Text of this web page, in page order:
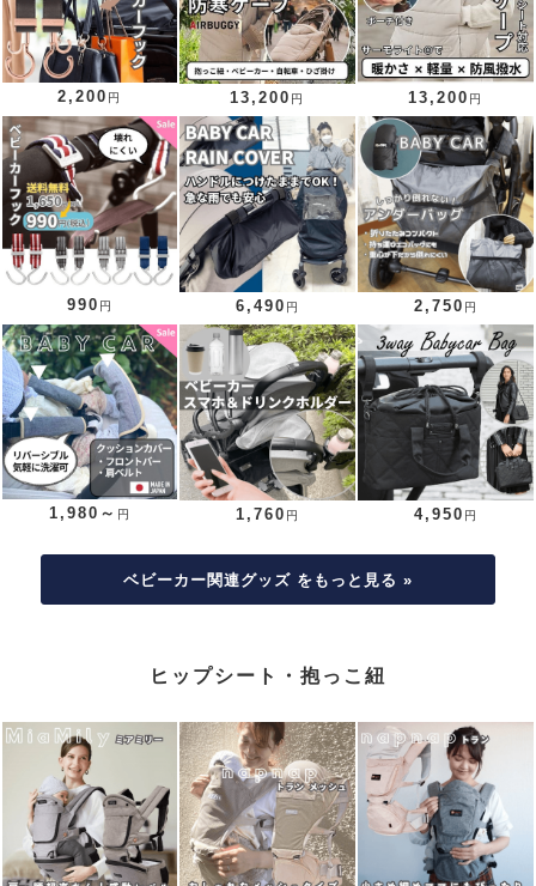
2,200 円 13,200 円 13,200 円
990 円 6,490 円 2,750 円
1,980～ 円 1,760 円 4,950 円
ベビーカー関連グッズ をもっと見る »
ヒップシート・抱っこ紐